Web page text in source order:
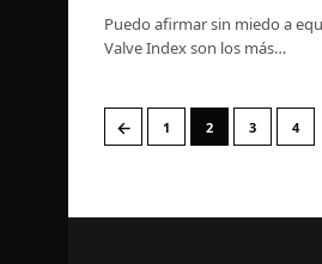
Puedo afirmar sin miedo a
Valve Index son los más…
← 1 2 3 4